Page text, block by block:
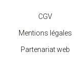
CGV
Mentions légales
Partenariat web